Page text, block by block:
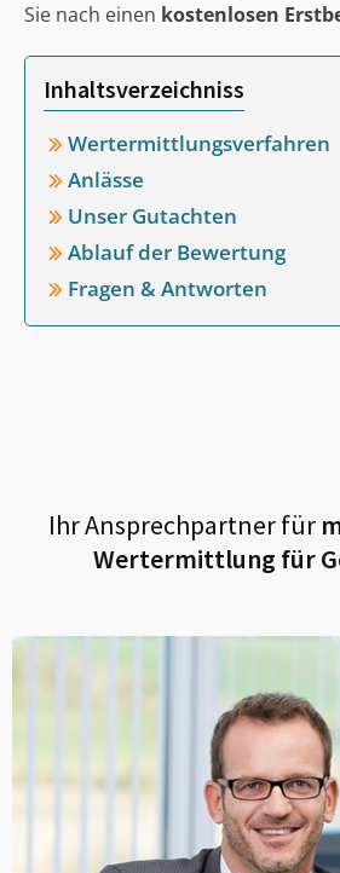
Sie nach einen kostenlosen
Inhaltsverzeichniss
Wertermittlungsverfahren
Anlässe
Unser Gutachten
Ablauf der Bewertung
Fragen & Antworten
Ihr Ansprechpartner für
Wertermittlung für